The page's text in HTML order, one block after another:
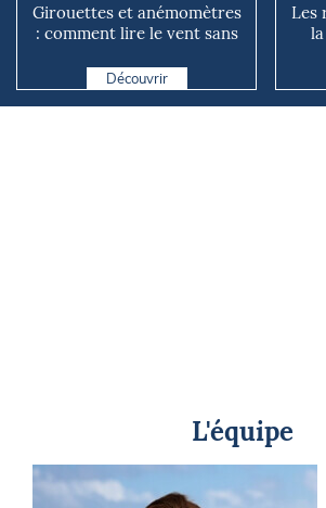
Girouettes et anémomètres
: comment lire le vent sans
Découvrir
Les
L'équipe